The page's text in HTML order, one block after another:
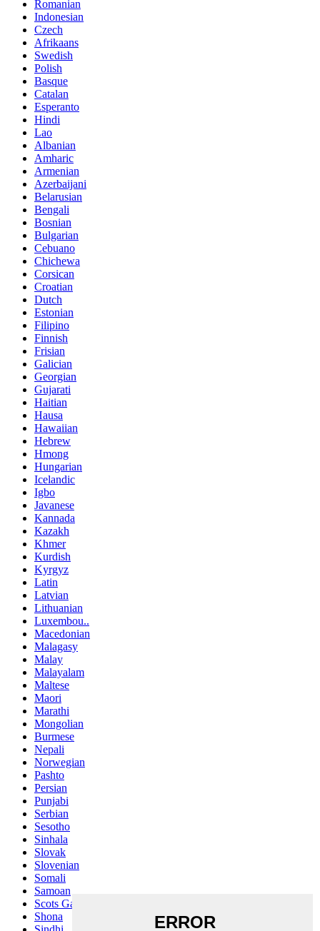
Romanian
Indonesian
Czech
Afrikaans
Swedish
Polish
Basque
Catalan
Esperanto
Hindi
Lao
Albanian
Amharic
Armenian
Azerbaijani
Belarusian
Bengali
Bosnian
Bulgarian
Cebuano
Chichewa
Corsican
Croatian
Dutch
Estonian
Filipino
Finnish
Frisian
Galician
Georgian
Gujarati
Haitian
Hausa
Hawaiian
Hebrew
Hmong
Hungarian
Icelandic
Igbo
Javanese
Kannada
Kazakh
Khmer
Kurdish
Kyrgyz
Latin
Latvian
Lithuanian
Luxembou..
Macedonian
Malagasy
Malay
Malayalam
Maltese
Maori
Marathi
Mongolian
Burmese
Nepali
Norwegian
Pashto
Persian
Punjabi
Serbian
Sesotho
Sinhala
Slovak
Slovenian
Somali
Samoan
Scots Gaelic
Shona